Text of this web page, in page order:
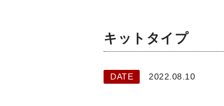
キットタイプ
DATE 2022.08.10